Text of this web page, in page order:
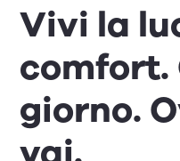
Vivi la
comfort.
giorno.